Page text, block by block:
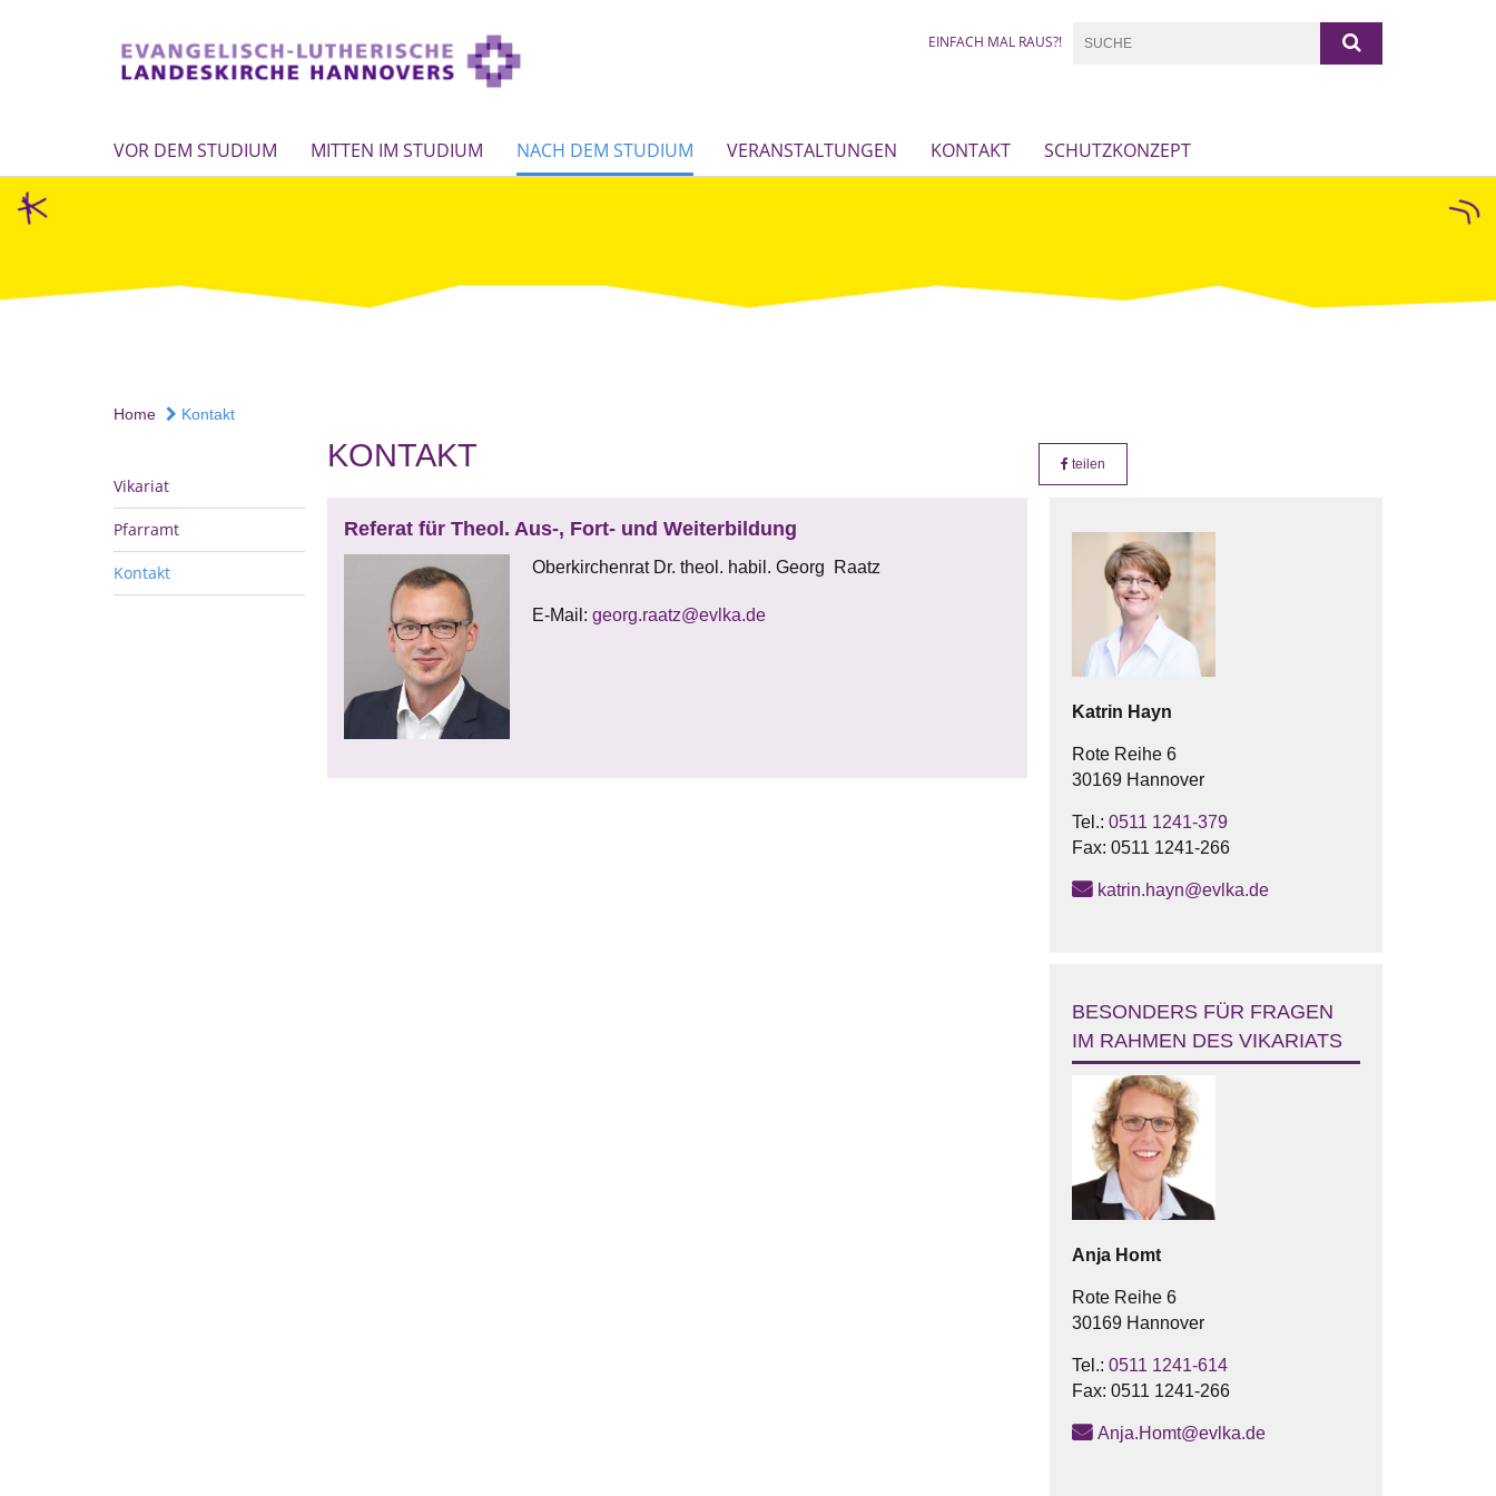
EINFACH MAL RAUS?!
VOR DEM STUDIUM MITTEN IM STUDIUM NACH DEM STUDIUM VERANSTALTUNGEN KONTAKT SCHUTZKONZEPT
Home Kontakt
Vikariat
Pfarramt
Kontakt
KONTAKT teilen
Referat für Theol. Aus-, Fort- und Weiterbildung
Oberkirchenrat Dr. theol. habil. Georg Raatz
E-Mail:georg.raatz@evlka.de
Katrin Hayn
Rote Reihe 6
30169 Hannover
Tel.: 0511 1241-379
Fax: 0511 1241-266
katrin.hayn@evlka.de
BESONDERS FÜR FRAGEN
IM RAHMEN DES VIKARIATS
Anja Homt
Rote Reihe 6
30169 Hannover
Tel.: 0511 1241-614
Fax: 0511 1241-266
Anja.Homt@evlka.de